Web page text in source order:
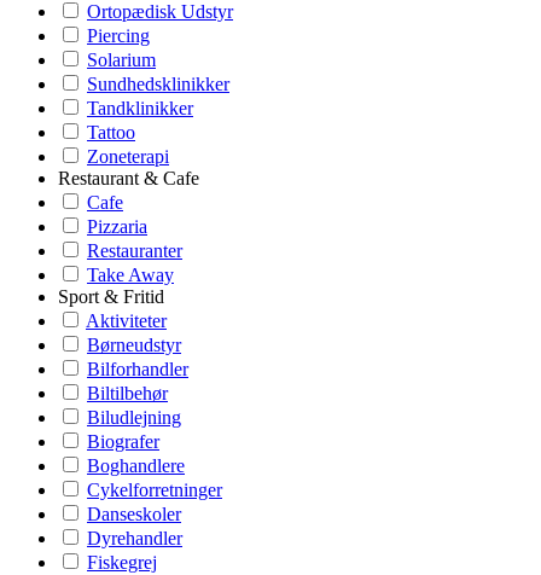
Ortopædisk Udstyr
Piercing
Solarium
Sundhedsklinikker
Tandklinikker
Tattoo
Zoneterapi
Restaurant & Cafe
Cafe
Pizzaria
Restauranter
Take Away
Sport & Fritid
Aktiviteter
Børneudstyr
Bilforhandler
Biltilbehør
Biludlejning
Biografer
Boghandlere
Cykelforretninger
Danseskoler
Dyrehandler
Fiskegrej